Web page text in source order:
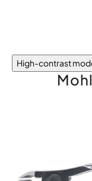
High-contrast